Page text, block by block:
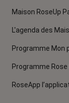
Maison RoseUp
L'agenda des
Programme Mon
Programme
RoseApp